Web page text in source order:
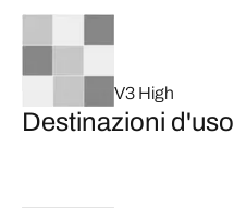
V3 High
Destinazioni d'uso